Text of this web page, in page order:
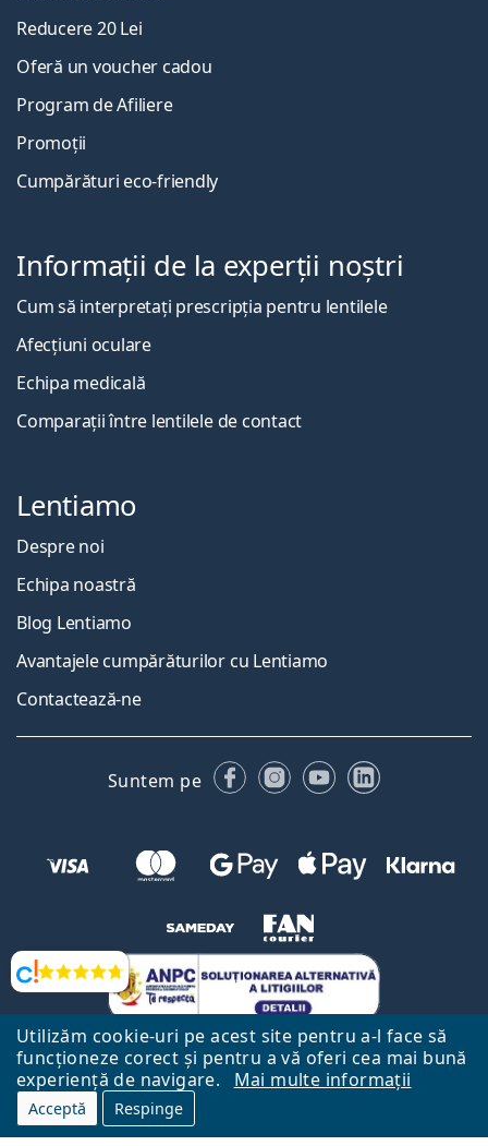
Utilizăm cookie-uri pe acest site pentru a-l face să
funcționeze corect și pentru a vă oferi cea mai bună
experiență de navigare.
Mai multe informații
Acceptă Respinge
Opinii
Reducere 20 Lei
Oferă un voucher cadou
Program de Afiliere
Promoții
Cumpărături eco-friendly
Informații de la experții noștri
Cum să interpretați prescripția pentru lentilele
Afecțiuni oculare
Echipa medicală
Comparații între lentilele de contact
Lentiamo
Despre noi
Echipa noastră
Blog Lentiamo
Avantajele cumpărăturilor cu Lentiamo
Contactează-ne
Suntem pe FacebookInstagram
YouTubeLinkedIn
Către Pagina Principală Mai sus